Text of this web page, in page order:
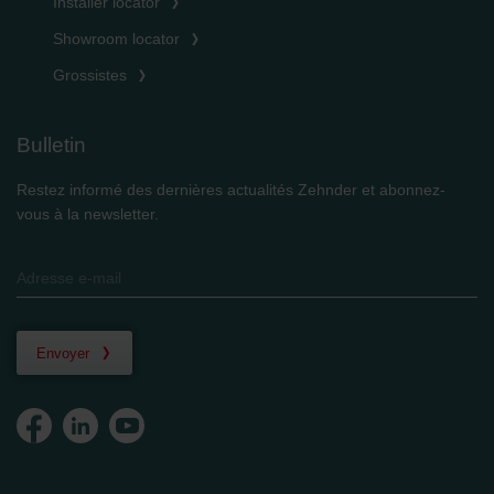
Showroom locator
Grossistes
Bulletin
Restez informé des dernières actualités Zehnder et abonnez-
vous à la newsletter.
Envoyer